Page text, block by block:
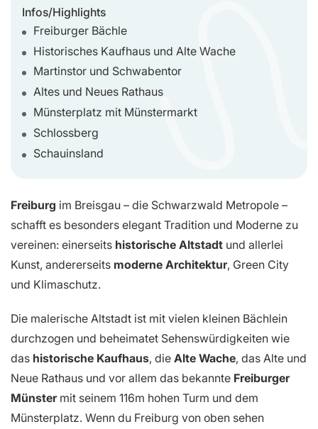
Infos/Highlights
Freiburger Bächle
Historisches Kaufhaus und Alte Wache
Martinstor und Schwabentor
Altes und Neues Rathaus
Münsterplatz mit Münstermarkt
Schlossberg
Schauinsland
Freiburg im Breisgau – die Schwarzwald Metropole –
schafft es besonders elegant Tradition und Moderne zu
vereinen: einerseits historische Altstadt und allerlei
Kunst, andererseits moderne Architektur, Green City
und Klimaschutz.
Die malerische Altstadt ist mit vielen kleinen Bächlein
durchzogen und beheimatet Sehenswürdigkeiten wie
das historische Kaufhaus, die Alte Wache, das Alte und
Neue Rathaus und vor allem das bekannte Freiburger
Münstermit seinem 116m hohen Turm und dem
Münsterplatz. Wenn du Freiburg von oben sehen